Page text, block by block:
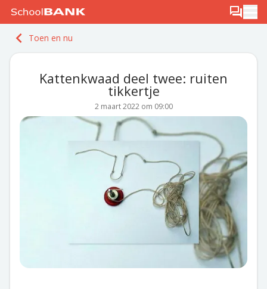
Ga naar de inhoud Berichten
Meld je gratis aan
Toen en nu
Kattenkwaad deel twee: ruiten
tikkertje
2 maart 2022 om 09:00